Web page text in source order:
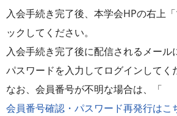
入会手続き完了後、本学会HPの右上
ックしてください。
入会手続き完了後に配信されるメール
パスワードを入力してログインしてく
なお、会員番号が不明な場合は、「
会員番号確認・パスワード再発行はこ